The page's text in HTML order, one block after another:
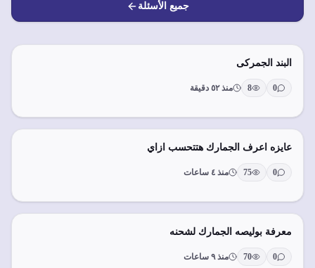
جميع الأسئلة
البند الجمركى
0
8 منذ ٥٢ دقيقة
عايزه اعرف الجمارك هتتحسب ازاي
0
75 منذ ٤ ساعات
معرفة بوليصه الجمارك لشحنه
0
70 منذ ٩ ساعات